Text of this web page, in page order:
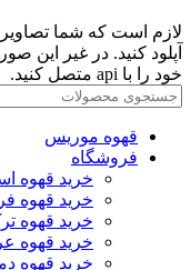
لازم است که شما
آپلود کنید. در غیر این
خود را با api متصل کنید.
قهوه موریس
فروشگاه
خرید قهوه
خرید قهوه
خرید قهوه
خرید قهوه
خرید قهوه